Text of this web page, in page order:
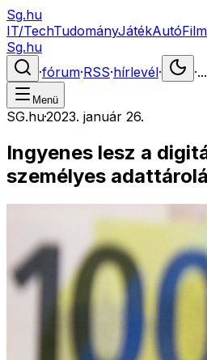
Sg.hu
IT/TechTudományJátékAutóFilm
Sg.hu
·fórum·RSS·hírlevél· ·...
Menü
SG.hu·2023. január 26.
Ingyenes lesz a
személyes